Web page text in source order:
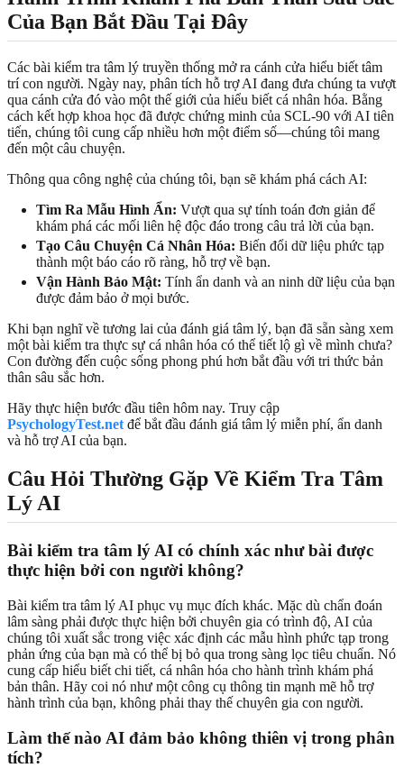
Của Bạn Bắt Đầu Tại Đây
Các bài kiểm tra tâm lý truyền thống mở ra cánh cửa hiểu biết tâm
trí con người. Ngày nay, phân tích hỗ trợ AI đang đưa chúng ta vượt
qua cánh cửa đó vào một thế giới của hiểu biết cá nhân hóa. Bằng
cách kết hợp khoa học đã được chứng minh của SCL-90 với AI tiên
tiến, chúng tôi cung cấp nhiều hơn một điểm số—chúng tôi mang
đến một câu chuyện.
Thông qua công nghệ của chúng tôi, bạn sẽ khám phá cách AI:
Tìm Ra Mẫu Hình Ẩn: Vượt qua sự tính toán đơn giản để
khám phá các mối liên hệ độc đáo trong câu trả lời của bạn.
Tạo Câu Chuyện Cá Nhân Hóa: Biến đổi dữ liệu phức tạp
thành một báo cáo rõ ràng, hỗ trợ về bạn.
Vận Hành Bảo Mật: Tính ẩn danh và an ninh dữ liệu của bạn
được đảm bảo ở mọi bước.
Khi bạn nghĩ về tương lai của đánh giá tâm lý, bạn đã sẵn sàng xem
một bài kiểm tra thực sự cá nhân hóa có thể tiết lộ gì về mình chưa?
Con đường đến cuộc sống phong phú hơn bắt đầu với tri thức bản
thân sâu sắc hơn.
Hãy thực hiện bước đầu tiên hôm nay. Truy cập
PsychologyTest.net để bắt đầu đánh giá tâm lý miễn phí, ẩn danh
và hỗ trợ AI của bạn.
Câu Hỏi Thường Gặp Về Kiểm Tra Tâm
Lý AI
Bài kiểm tra tâm lý AI có chính xác như bài được
thực hiện bởi con người không?
Bài kiểm tra tâm lý AI phục vụ mục đích khác. Mặc dù chẩn đoán
lâm sàng phải được thực hiện bởi chuyên gia có trình độ, AI của
chúng tôi xuất sắc trong việc xác định các mẫu hình phức tạp trong
phản ứng của bạn mà có thể bị bỏ qua trong sàng lọc tiêu chuẩn. Nó
cung cấp hiểu biết chi tiết, cá nhân hóa cho hành trình khám phá
bản thân. Hãy coi nó như một công cụ thông tin mạnh mẽ hỗ trợ
hành trình của bạn, không phải thay thế chuyên gia con người.
Làm thế nào AI đảm bảo không thiên vị trong phân
tích?